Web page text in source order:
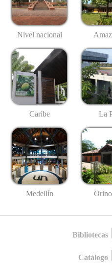
Nivel nacional
Caribe La
Medellín
Bibliotecas
Catálogo